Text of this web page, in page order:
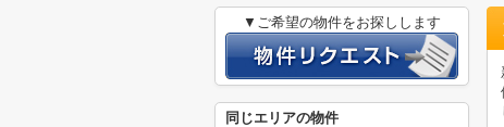
▼ご希望の物件をお探しします
同じエリアの物件